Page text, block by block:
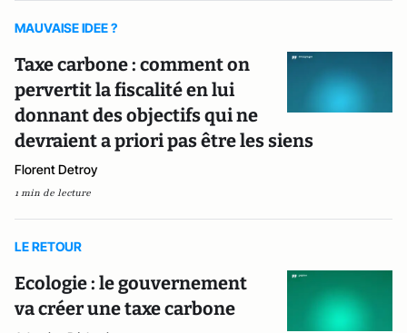
MAUVAISE IDEE ?
Taxe carbone : comment on
pervertit la fiscalité en lui
donnant des objectifs qui ne
devraient a priori pas être les siens
Florent Detroy
1 min de lecture
LE RETOUR
Ecologie : le gouvernement
va créer une taxe carbone